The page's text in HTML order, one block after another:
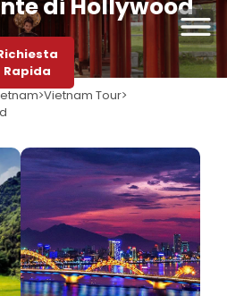
di Hollywood
Rapida
Vietnam Tour